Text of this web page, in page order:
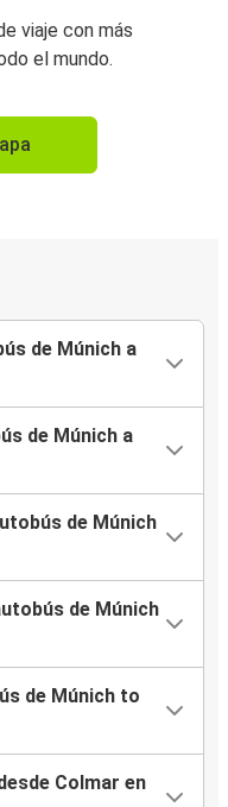
viaje con más
el mundo.
de Múnich a
de Múnich a
de Múnich
de Múnich
de Múnich to
Colmar en